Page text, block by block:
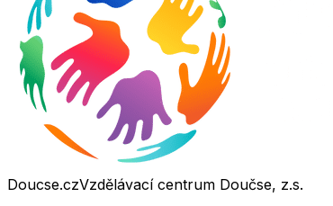
Doucse.czVzdělávací centrum Doučse, z.s.